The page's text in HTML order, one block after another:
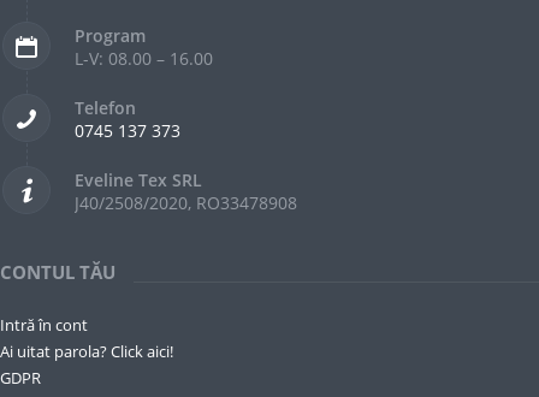
Program
L-V: 08.00 – 16.00
Telefon
0745 137 373
Eveline Tex SRL
J40/2508/2020, RO33478908
CONTUL TĂU
Intră în cont
Ai uitat parola? Click aici!
GDPR